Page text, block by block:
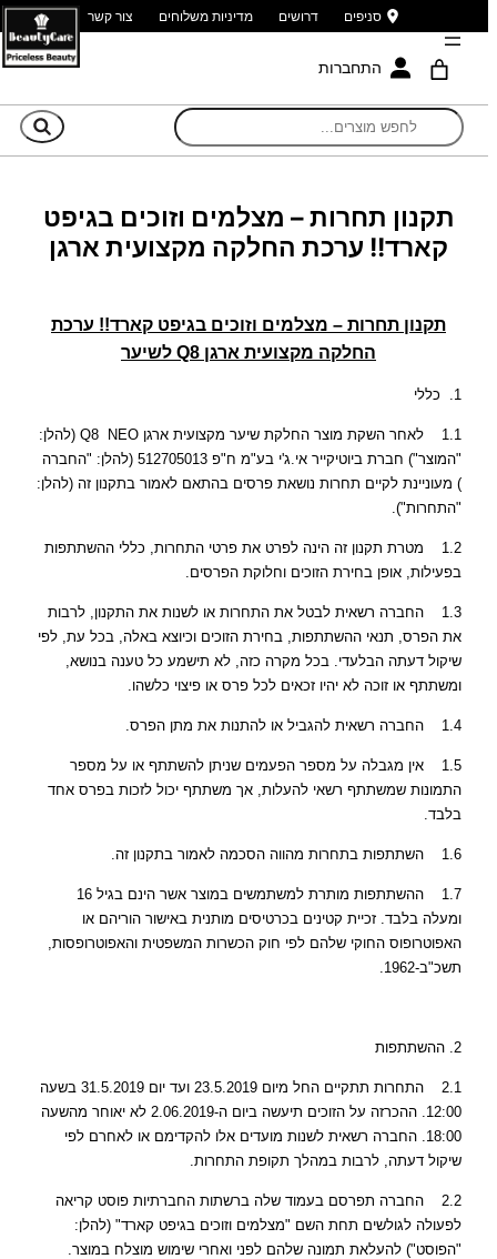
סניפים דרושים מדיניות משלוחים צור קשר
התחברות
תקנון תחרות – מצלמים וזוכים בגיפט
קארד!! ערכת החלקה מקצועית ארגן
תקנון תחרות – מצלמים וזוכים בגיפט קארד!! ערכת
החלקה מקצועית ארגן Q8 לשיער
1. כללי
1.1 לאחר השקת מוצר החלקת שיער מקצועית ארגן Q8 NEO (להלן:
"המוצר") חברת ביוטיקייר אי.ג'י בע"מ ח"פ 512705013 (להלן: "החברה
) מעוניינת לקיים תחרות נושאת פרסים בהתאם לאמור בתקנון זה (להלן:
"התחרות").
1.2 מטרת תקנון זה הינה לפרט את פרטי התחרות, כללי ההשתתפות
בפעילות, אופן בחירת הזוכים וחלוקת הפרסים.
1.3 החברה רשאית לבטל את התחרות או לשנות את התקנון, לרבות
את הפרס, תנאי ההשתתפות, בחירת הזוכים וכיוצא באלה, בכל עת, לפי
שיקול דעתה הבלעדי. בכל מקרה כזה, לא תישמע כל טענה בנושא,
ומשתתף או זוכה לא יהיו זכאים לכל פרס או פיצוי כלשהו.
1.4 החברה רשאית להגביל או להתנות את מתן הפרס.
1.5 אין מגבלה על מספר הפעמים שניתן להשתתף או על מספר
התמונות שמשתתף רשאי להעלות, אך משתתף יכול לזכות בפרס אחד
בלבד.
1.6 השתתפות בתחרות מהווה הסכמה לאמור בתקנון זה.
1.7 ההשתתפות מותרת למשתמשים במוצר אשר הינם בגיל 16
ומעלה בלבד. זכיית קטינים בכרטיסים מותנית באישור הוריהם או
האפוטרופוס החוקי שלהם לפי חוק הכשרות המשפטית והאפוטרופסות,
תשכ"ב-1962.
2. ההשתתפות
2.1 התחרות תתקיים החל מיום 23.5.2019 ועד יום 31.5.2019 בשעה
12:00. ההכרזה על הזוכים תיעשה ביום ה-2.06.2019 לא יאוחר מהשעה
18:00. החברה רשאית לשנות מועדים אלו להקדימם או לאחרם לפי
שיקול דעתה, לרבות במהלך תקופת התחרות.
2.2 החברה תפרסם בעמוד שלה ברשתות החברתיות פוסט קריאה
לפעולה לגולשים תחת השם "מצלמים וזוכים בגיפט קארד" (להלן:
"הפוסט") להעלאת תמונה שלהם לפני ואחרי שימוש מוצלח במוצר.